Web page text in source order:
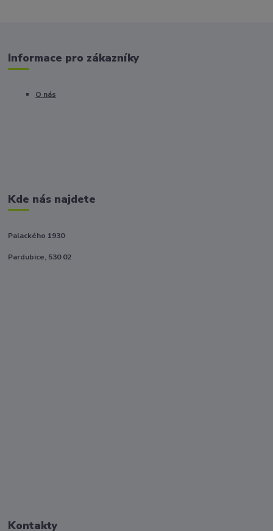
Informace pro zákazníky
O nás
Kde nás najdete
Palackého 1930
Pardubice, 530 02
Kontakty